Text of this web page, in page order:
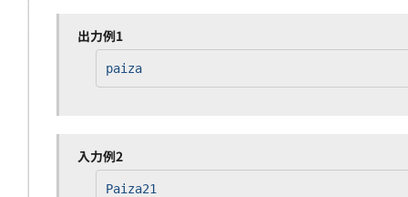
出力例1
paiza
入力例2
Paiza21